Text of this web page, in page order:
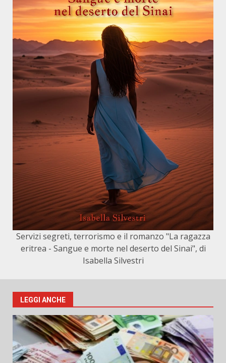
Servizi segreti, terrorismo e il romanzo "La ragazza
eritrea - Sangue e morte nel deserto del Sinai", di
Isabella Silvestri
LEGGI ANCHE